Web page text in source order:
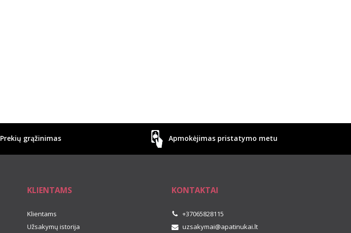
Prekių grąžinimas Apmokėjimas pristatymo metu
KLIENTAMS
Klientams
Užsakymų istorija
KONTAKTAI
+37065828115
uzsakymai@apatinukai.lt